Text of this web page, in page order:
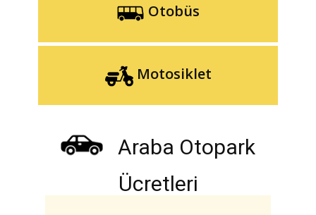
Otobüs
Motosiklet
Araba Otopark
Ücretleri